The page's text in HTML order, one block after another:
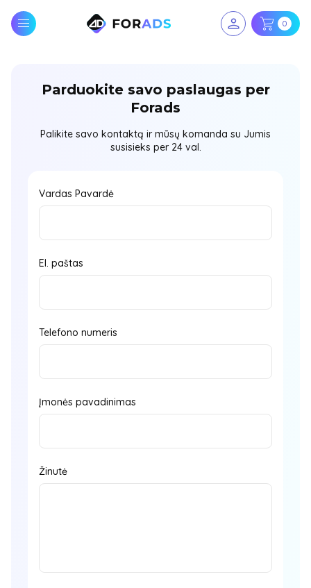
0
Parduokite savo paslaugas per
Forads
Palikite savo kontaktą ir mūsų komanda su Jumis
susisieks per 24 val.
Vardas Pavardė
El. paštas
Telefono numeris
Įmonės pavadinimas
Žinutė